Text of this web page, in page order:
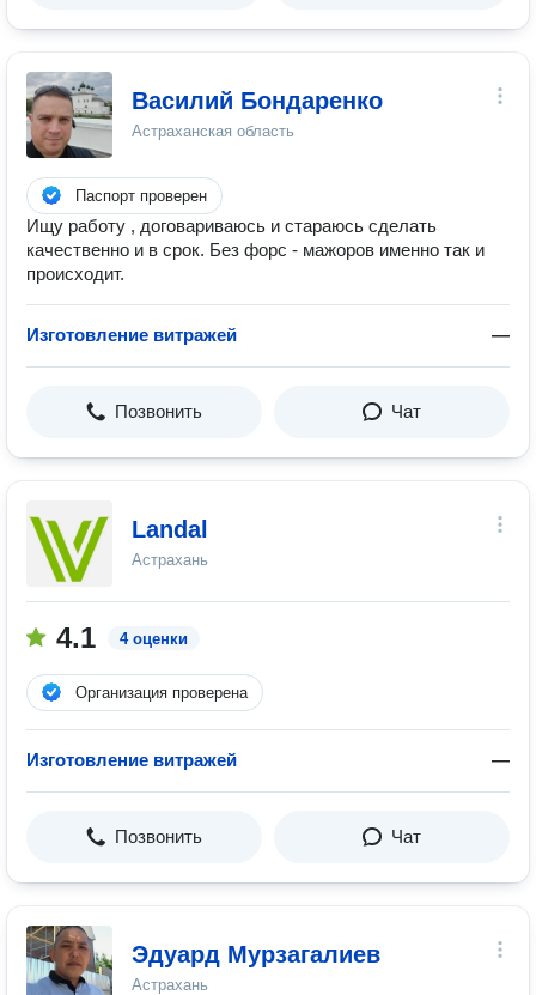
Василий Бондаренко
Астраханская область
Паспорт проверен
Ищу работу , договариваюсь и стараюсь сделать
качественно и в срок. Без форс - мажоров именно так и
происходит.
Изготовление витражей —
Позвонить Чат
Landal
Астрахань
4.1 4 оценки
Организация проверена
Изготовление витражей —
Позвонить Чат
Эдуард Мурзагалиев
Астрахань